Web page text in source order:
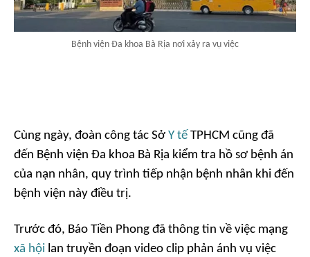
Bệnh viện Đa khoa Bà Rịa nơi xảy ra vụ việc
Cùng ngày, đoàn công tác Sở Y tế TPHCM cũng đã
đến Bệnh viện Đa khoa Bà Rịa kiểm tra hồ sơ bệnh án
của nạn nhân, quy trình tiếp nhận bệnh nhân khi đến
bệnh viện này điều trị.
Trước đó, Báo Tiền Phong đã thông tin về việc mạng
xã hội lan truyền đoạn video clip phản ánh vụ việc